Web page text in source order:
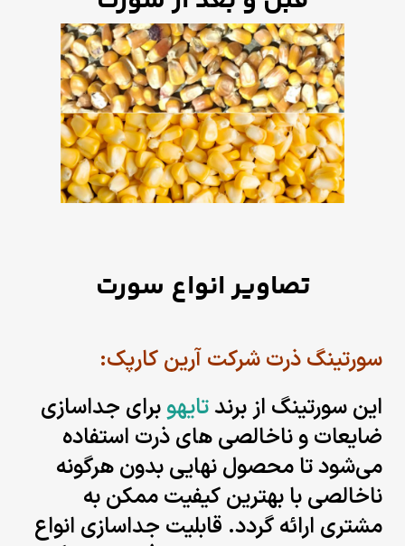
تصاویر انواع سورت
سورتینگ ذرت شرکت آرین کارپک:
این سورتینگ از برندتایهوبرای جداسازی
ضایعات و ناخالصی های ذرت استفاده
می‌شود تا محصول نهایی بدون هرگونه
ناخالصی با بهترین کیفیت ممکن به
مشتری ارائه گردد. قابلیت جداسازی انواع